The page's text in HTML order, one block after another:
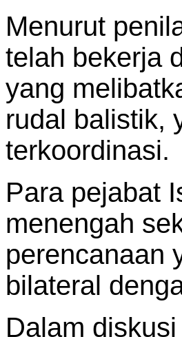
Menurut
telah bekerja
yang
rudal balistik,
terkoordinasi.
Para pejabat
menengah
perencanaan
bilateral
Dalam